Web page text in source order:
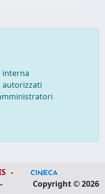
interna
-
-
Copyright © 2026